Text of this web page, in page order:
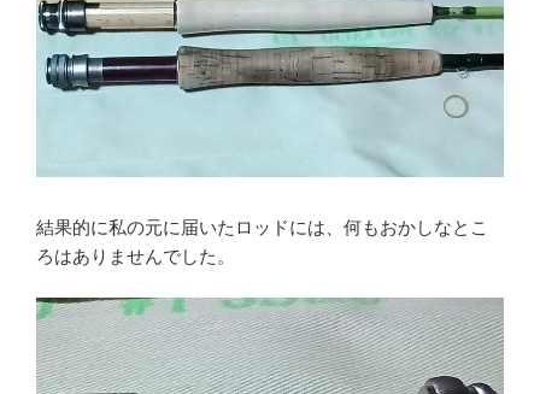
結果的に私の元に届いたロッドには、何もおかしなとこ
ろはありませんでした。